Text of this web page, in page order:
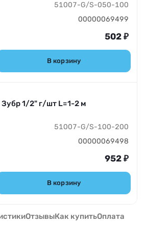
51007-G/S-050-100
00000069499
502 ₽
В корзину
Зубр 1/2" г/шт L=1-2 м
51007-G/S-100-200
00000069498
952 ₽
В корзину
ОтзывыКак купитьОплата